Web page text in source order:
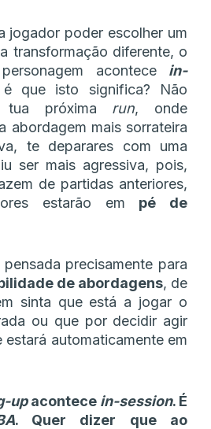
jogador poder escolher um
transformação diferente, o
acontece in-
que isto significa? Não
próxima run, onde
abordagem mais sorrateira
te deparares com uma
ser mais agressiva, pois,
de partidas anteriores,
estarão em pé de
precisamente para
de abordagens, de
sinta que está a jogar o
ou que por decidir agir
automaticamente em
upacontece in-session. É
. Quer dizer que ao